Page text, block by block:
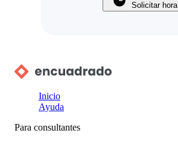
Solicitar hora
Inicio
Ayuda
Para consultantes